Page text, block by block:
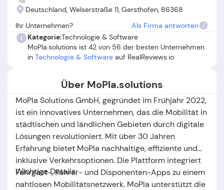
Kundenkommunikation, insbesondere bei Supportanfragen
und Zahlungsfehlern. Wiederholt wird auch die
Intransparenz bei der Abo-Verlängerung sowie das Risiko
zusätzlicher Kosten kritisiert. Insgesamt zeigen die
Rückmeldungen, dass MoPla.solutions für viele eine
komfortable Lösung darstellt, aber insbesondere im
Verbesserungspotenzial besteht.
Deutschland, Welserstraße 11, Gersthofen, 86368
Ihr Unternehmen?
Als Firma antworten
Kategorie:Technologie & Software
MoPla.solutions ist 42 von 56 der besten Unternehmen
in Technologie & Software auf RealReviews.io
Über MoPla.solutions
MoPla Solutions GmbH, gegründet im Frühjahr 2022,
ist ein innovatives Unternehmen, das die Mobilität in
städtischen und ländlichen Gebieten durch digitale
Lösungen revolutioniert. Mit über 30 Jahren
Erfahrung bietet MoPla nachhaltige, effiziente und
inklusive Verkehrsoptionen. Die Plattform integriert
Fahrgast-, Fahrer- und Disponenten-Apps zu einem
nahtlosen Mobilitätsnetzwerk. MoPla unterstützt die
Wichtige Details: